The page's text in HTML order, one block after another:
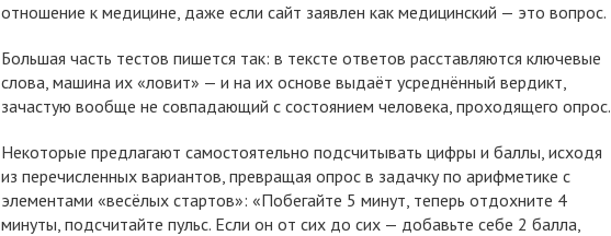
отношение к медицине, даже если сайт заявлен как медицинский — это вопрос.
Большая часть тестов пишется так: в тексте ответов расставляются ключевые
слова, машина их «ловит» — и на их основе выдаёт усреднённый вердикт,
зачастую вообще не совпадающий с состоянием человека, проходящего опрос.
Некоторые предлагают самостоятельно подсчитывать цифры и баллы, исходя
из перечисленных вариантов, превращая опрос в задачку по арифметике с
элементами «весёлых стартов»: «Побегайте 5 минут, теперь отдохните 4
минуты, подсчитайте пульс. Если он от сих до сих — добавьте себе 2 балла,